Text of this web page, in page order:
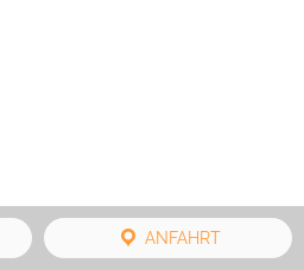
ANFAHRT